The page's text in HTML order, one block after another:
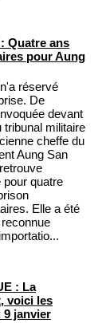
Quatre ans
pour Aung
réservé
De
devant
tribunal militaire
cheffe du
Aung San
pour quatre
Elle a été
: La
voici les
9 janvier